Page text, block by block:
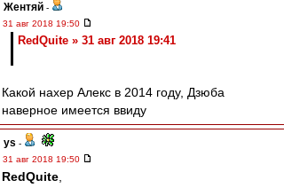
Жентяй -
31 авг 2018 19:50
RedQuite » 31 авг 2018 19:41
Какой нахер Алекс в 2014 году, Дзюба
наверное имеется ввиду
ys -
31 авг 2018 19:50
RedQuite